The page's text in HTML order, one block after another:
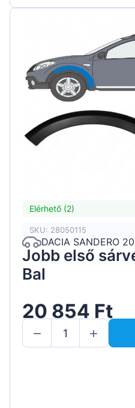
Elérhető (2)
SKU: 28050115
DACIA SANDERO
Jobb első
Bal
20 854 Ft